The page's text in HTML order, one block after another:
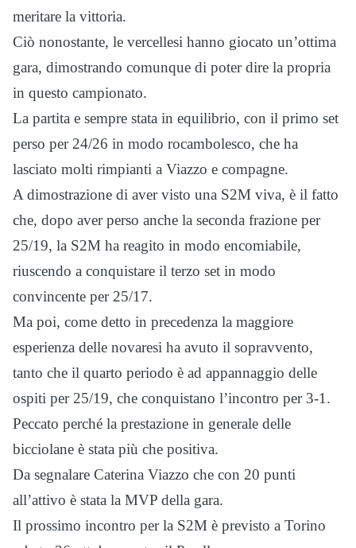
meritare la vittoria.
Ciò nonostante, le vercellesi hanno giocato un’ottima
gara, dimostrando comunque di poter dire la propria
in questo campionato.
La partita e sempre stata in equilibrio, con il primo set
perso per 24/26 in modo rocambolesco, che ha
lasciato molti rimpianti a Viazzo e compagne.
A dimostrazione di aver visto una S2M viva, è il fatto
che, dopo aver perso anche la seconda frazione per
25/19, la S2M ha reagito in modo encomiabile,
riuscendo a conquistare il terzo set in modo
convincente per 25/17.
Ma poi, come detto in precedenza la maggiore
esperienza delle novaresi ha avuto il sopravvento,
tanto che il quarto periodo è ad appannaggio delle
ospiti per 25/19, che conquistano l’incontro per 3-1.
Peccato perché la prestazione in generale delle
bicciolane è stata più che positiva.
Da segnalare Caterina Viazzo che con 20 punti
all’attivo è stata la MVP della gara.
Il prossimo incontro per la S2M è previsto a Torino